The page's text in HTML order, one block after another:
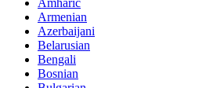
Armenian
Azerbaijani
Belarusian
Bengali
Bosnian